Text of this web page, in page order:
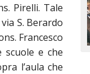
Pirelli. Tale
S. Berardo
Francesco
scuole e che
l’aula che